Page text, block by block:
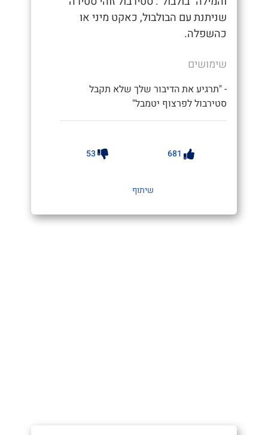
שניתנת עם הבולבול, כאקט מיני או
כהשפלה.
שימושים
- "תרגיע את הדיבור שלך שלא תקבל
סטירבול לפרצוף יטמבל"
681
53
שיתוף